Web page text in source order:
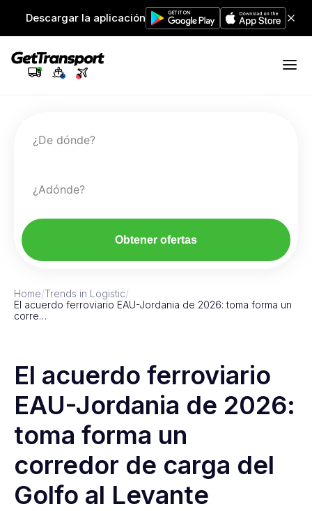
Descargar la aplicación
¿De dónde?
¿Adónde?
Obtener ofertas
Home/Trends in Logistic/
El acuerdo ferroviario EAU-Jordania de 2026: toma forma un
corre…
El acuerdo ferroviario
EAU-Jordania de 2026:
toma forma un
corredor de carga del
Golfo al Levante